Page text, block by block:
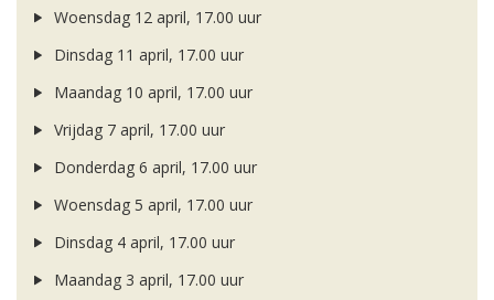
Woensdag 12 april, 17.00 uur
Dinsdag 11 april, 17.00 uur
Maandag 10 april, 17.00 uur
Vrijdag 7 april, 17.00 uur
Donderdag 6 april, 17.00 uur
Woensdag 5 april, 17.00 uur
Dinsdag 4 april, 17.00 uur
Maandag 3 april, 17.00 uur